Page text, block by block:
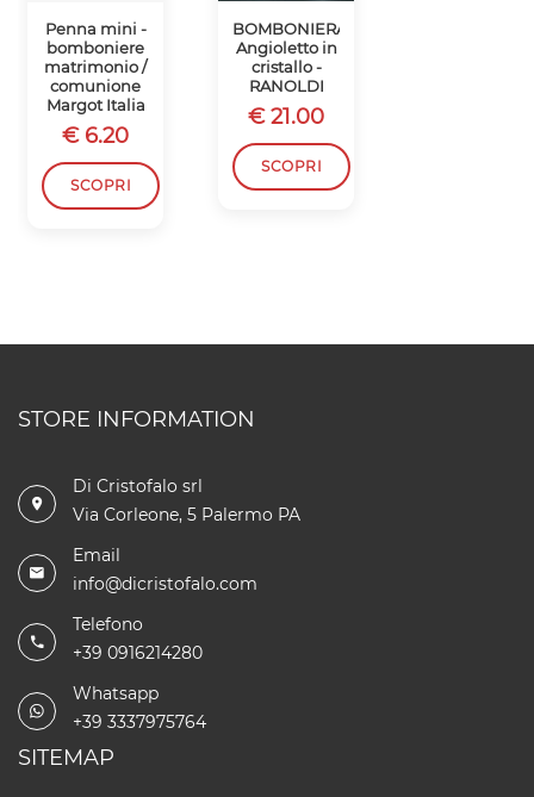
Penna mini -
bomboniere
matrimonio /
comunione
Margot Italia
€ 6.20
SCOPRI
BOMBONIERA
Angioletto in
cristallo -
RANOLDI
€ 21.00
SCOPRI
STORE INFORMATION
Di Cristofalo srl
Via Corleone, 5 Palermo PA
Email
info@dicristofalo.com
Telefono
+39 0916214280
Whatsapp
+39 3337975764
SITEMAP